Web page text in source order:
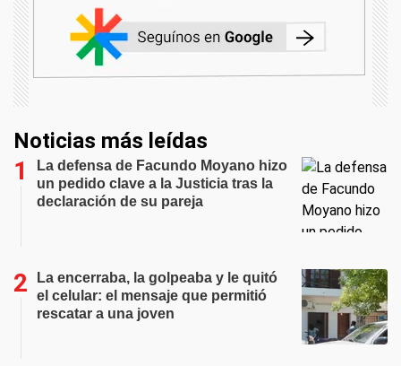
Noticias más leídas
La defensa de Facundo Moyano hizo
un pedido clave a la Justicia tras la
declaración de su pareja
La encerraba, la golpeaba y le quitó
el celular: el mensaje que permitió
rescatar a una joven